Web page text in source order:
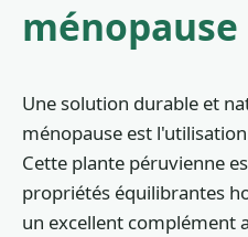
ménopause
Une solution durable et
ménopause est
Cette plante péruvienne
propriétés équilibrantes
un excellent complément